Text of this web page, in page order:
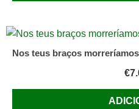
Nos teus braços
€